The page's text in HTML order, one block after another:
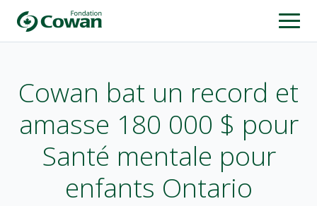
Cowan bat un record et
amasse 180 000 $ pour
Santé mentale pour
enfants Ontario